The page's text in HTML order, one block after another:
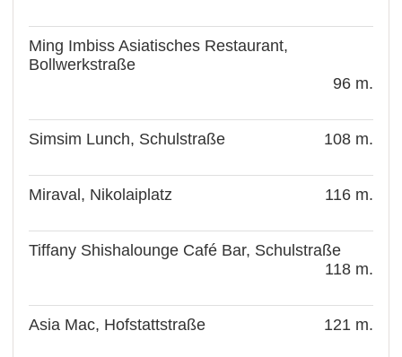
Ming Imbiss Asiatisches Restaurant,
Bollwerkstraße
96 m.
Simsim Lunch, Schulstraße 108 m.
Miraval, Nikolaiplatz 116 m.
Tiffany Shishalounge Café Bar, Schulstraße
118 m.
Asia Mac, Hofstattstraße 121 m.